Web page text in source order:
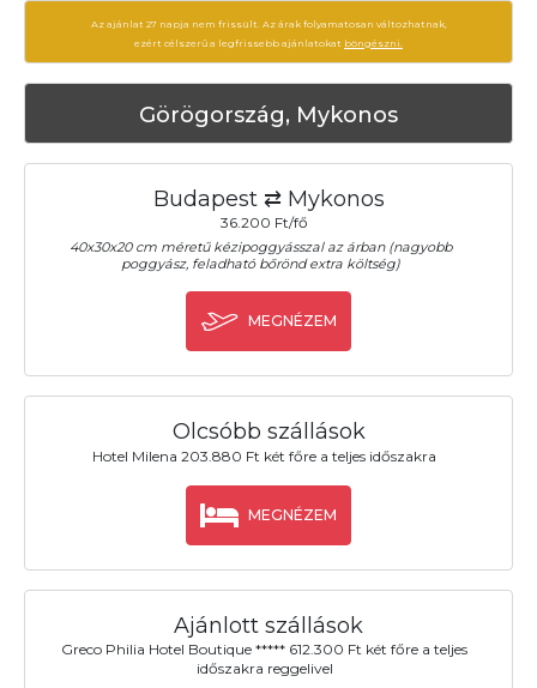
Az ajánlat 27 napja nem frissült. Az árak folyamatosan változhatnak,
ezért célszerű a legfrissebb ajánlatokat böngészni.
Görögország, Mykonos
Budapest ⇄ Mykonos
36.200 Ft/fő
40x30x20 cm méretű kézipoggyásszal az árban (nagyobb
poggyász, feladható bőrönd extra költség)
MEGNÉZEM
Olcsóbb szállások
Hotel Milena 203.880 Ft két főre a teljes időszakra
MEGNÉZEM
Ajánlott szállások
Greco Philia Hotel Boutique ***** 612.300 Ft két főre a teljes
időszakra reggelivel